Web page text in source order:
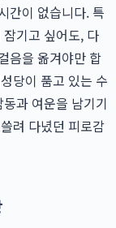
간이 없습니다. 특
기고 싶어도, 다
음을 옮겨야만 합
당이 품고 있는 수
과 여운을 남기기
려 다녔던 피로감